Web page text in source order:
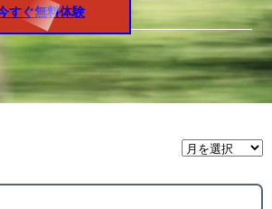
すぐ無料体験
月
間
ー